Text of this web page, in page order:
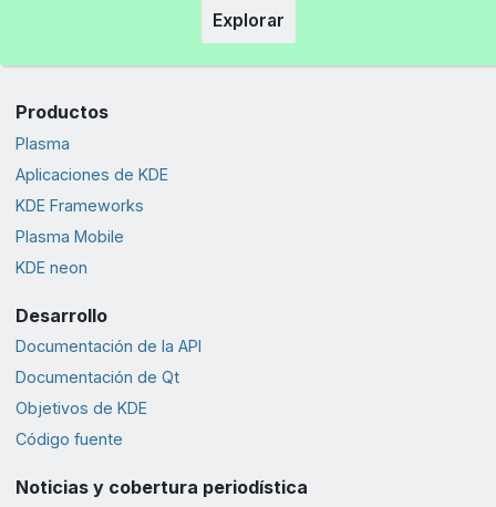
Explorar
Productos
Plasma
Aplicaciones de KDE
KDE Frameworks
Plasma Mobile
KDE neon
Desarrollo
Documentación de la API
Documentación de Qt
Objetivos de KDE
Código fuente
Noticias y cobertura periodística